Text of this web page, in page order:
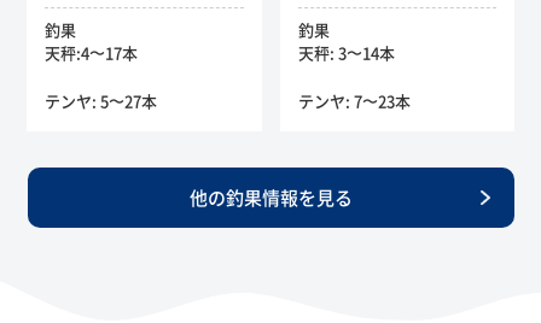
釣果
天秤:4〜17本
テンヤ: 5〜27本
釣果
天秤: 3〜14本
テンヤ: 7〜23本
他の釣果情報を見る